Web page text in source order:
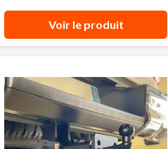
Voir le produit